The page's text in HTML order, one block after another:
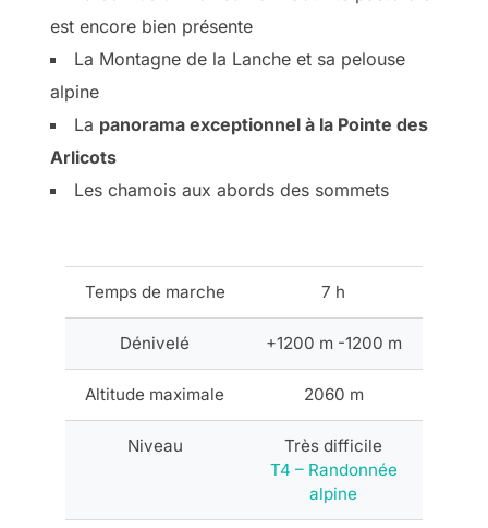
est encore bien présente
La Montagne de la Lanche et sa pelouse
alpine
La panorama exceptionnel à la Pointe des
Arlicots
Les chamois aux abords des sommets
Temps de marche 7 h
Dénivelé +1200 m -1200 m
Altitude maximale 2060 m
Niveau
Très difficile
T4 – Randonnée
alpine